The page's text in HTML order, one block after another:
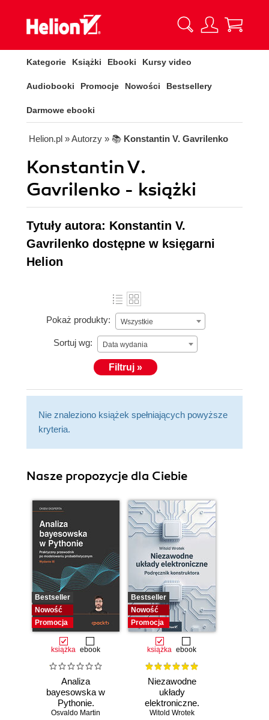
Kategorie Książki Ebooki Kursy video
Audiobooki Promocje Nowości Bestsellery
Darmowe ebooki
Helion.pl » Autorzy » 📚 Konstantin V. Gavrilenko
Konstantin V.
Gavrilenko - książki
Tytuły autora: Konstantin V.
Gavrilenko dostępne w księgarni
Helion
Pokaż produkty: Wszystkie
Sortuj wg: Data wydania
Filtruj »
Nie znaleziono książek spełniających powyższe
kryteria.
Nasze propozycje dla Ciebie
Bestseller
Nowość
Promocja
książka ebook
Analiza
bayesowska w
Pythonie.
Praktyczny
Osvaldo Martin
Bestseller
Nowość
Promocja
książka ebook
Niezawodne
układy
elektroniczne.
Podręcznik
Witold Wrotek